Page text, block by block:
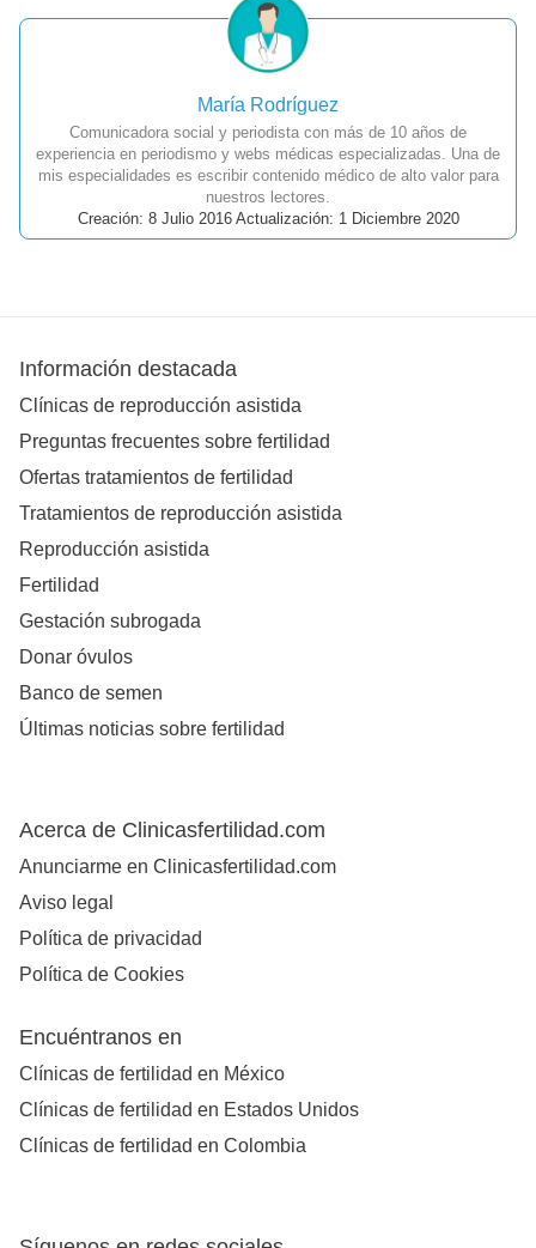
María Rodríguez
Comunicadora social y periodista con más de 10 años de
experiencia en periodismo y webs médicas especializadas. Una de
mis especialidades es escribir contenido médico de alto valor para
nuestros lectores.
Creación: 8 Julio 2016 Actualización: 1 Diciembre 2020
Información destacada
Clínicas de reproducción asistida
Preguntas frecuentes sobre fertilidad
Ofertas tratamientos de fertilidad
Tratamientos de reproducción asistida
Reproducción asistida
Fertilidad
Gestación subrogada
Donar óvulos
Banco de semen
Últimas noticias sobre fertilidad
Acerca de Clinicasfertilidad.com
Anunciarme en Clinicasfertilidad.com
Aviso legal
Política de privacidad
Política de Cookies
Encuéntranos en
Clínicas de fertilidad en México
Clínicas de fertilidad en Estados Unidos
Clínicas de fertilidad en Colombia